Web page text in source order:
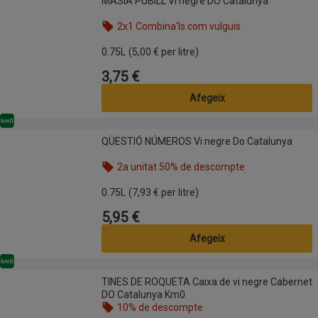
2x1 Combina'ls com vulguis
0.75L
(5,00 € per litre)
Preu
3,75 €
Afegeix
QÜESTIÓ NÚMEROS Vi negre Do Catalunya
Km0
QÜESTIÓ NÚMEROS Vi negre Do Catalunya
2a unitat 50% de descompte
0.75L
(7,93 € per litre)
Preu
5,95 €
Afegeix
TINES DE ROQUETA Caixa de vi negre Cabernet DO Catalunya Km0
Km0
TINES DE ROQUETA Caixa de vi negre Cabernet
DO Catalunya Km0
10% de descompte